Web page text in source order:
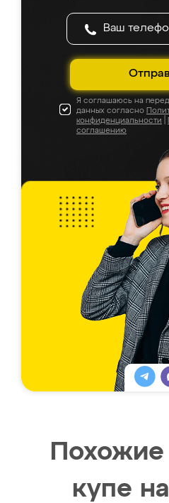
Я соглашаюсь на
данных согласно
конфиденциальности
соглашению
купе